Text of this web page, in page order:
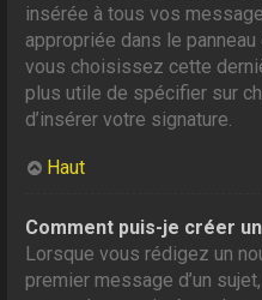
insérée à tous vos
appropriée dans le
vous choisissez cette
plus utile de spécifier sur
d’insérer votre signature.
Haut
Comment puis-je créer
Lorsque vous rédigez un
premier message d’un